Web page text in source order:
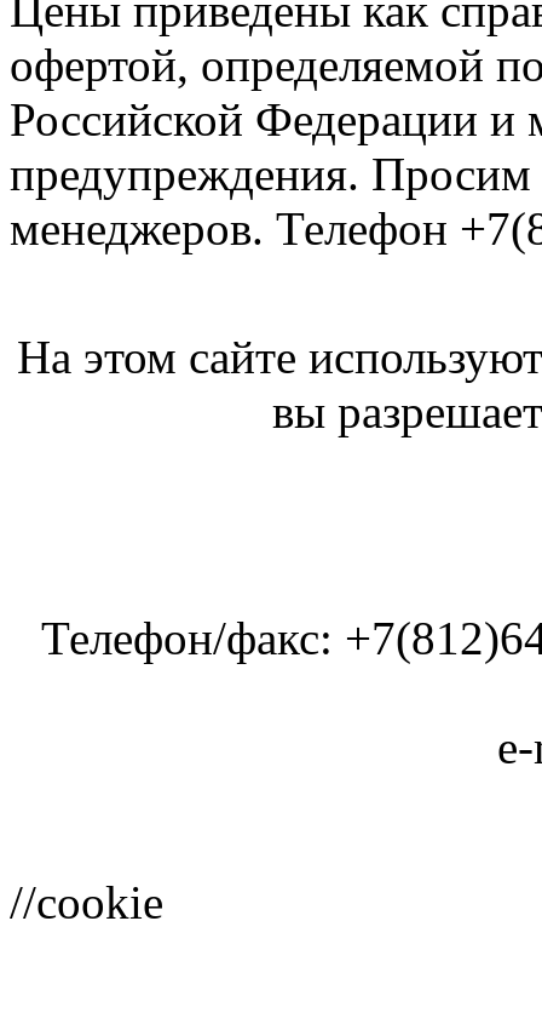
офертой, определяемой
Российской Федерации и
предупреждения. Просим
менеджеров. Телефон
На этом сайте
вы
Телефон/факс:
//cookie